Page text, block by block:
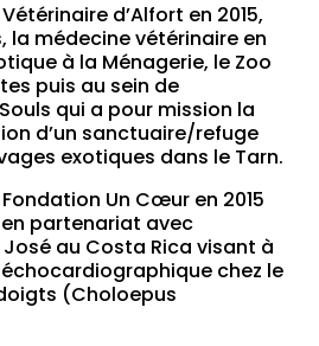
d’Alfort en 2015,
la médecine vétérinaire en
à la Ménagerie, le Zoo
puis au sein de
qui a pour mission la
d’un sanctuaire/refuge
exotiques dans le Tarn.
Un Cœur en 2015
en partenariat avec
José au Costa Rica visant à
chez le
(Choloepus